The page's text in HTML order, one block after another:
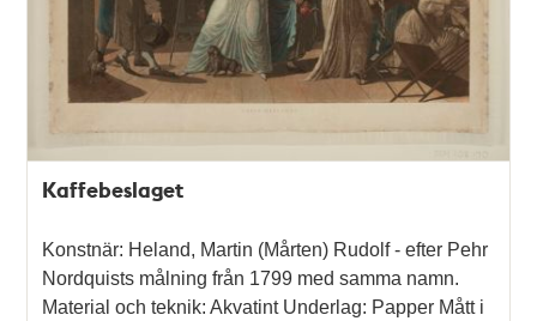
Kaffebeslaget
Konstnär: Heland, Martin (Mårten) Rudolf - efter Pehr
Nordquists målning från 1799 med samma namn.
Material och teknik: Akvatint Underlag: Papper Mått i